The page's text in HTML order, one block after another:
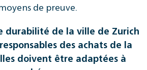
de preuve.
durabilité de la ville de Zurich
des achats de la
doivent être adaptées à